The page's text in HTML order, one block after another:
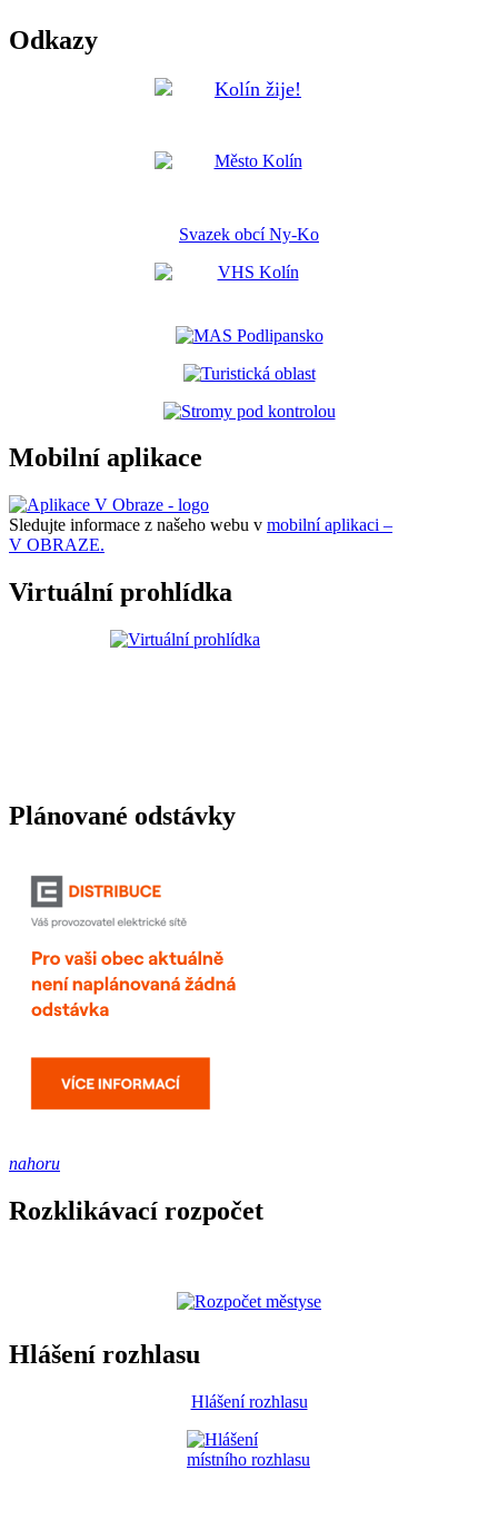
Odkazy
Svazek obcí Ny-Ko
Mobilní aplikace
Sledujte informace z našeho webu v mobilní aplikaci –
V OBRAZE.
Virtuální prohlídka
Plánované odstávky
nahoru
Rozklikávací rozpočet
Hlášení rozhlasu
Hlášení rozhlasu